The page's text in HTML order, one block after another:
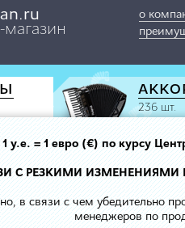
магазин
о
236 шт.
1 у.е. = 1 евро (€) по курсу
С РЕЗКИМИ ИЗМЕНЕНИЯМИ
в связи с чем убедительно
менеджеров по